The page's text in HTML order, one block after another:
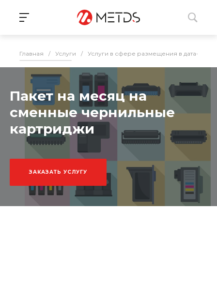
Главная / Услуги / Услуги в сфере размещения в дата-
Пакет на месяц на
сменные чернильные
картриджи
ЗАКАЗАТЬ УСЛУГУ